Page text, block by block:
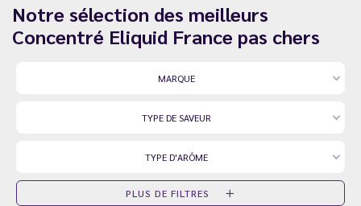
Notre sélection des meilleurs
Concentré Eliquid France pas chers
MARQUE
TYPE DE SAVEUR
TYPE D'ARÔME
PLUS DE FILTRES